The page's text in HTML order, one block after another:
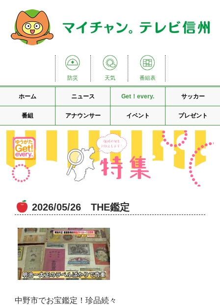
防災 天気 番組表
ホーム ニュース Get！every. サッカー
番組 アナウンサー イベント プレゼント
2026/05/26 THE鑑定
中野市でお宝鑑定！珍品続々